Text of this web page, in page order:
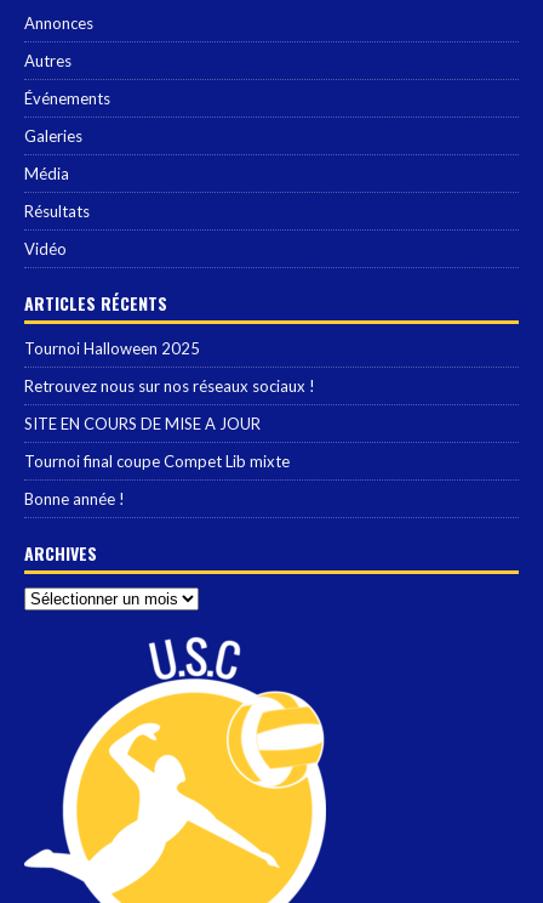
Annonces
Autres
Événements
Galeries
Média
Résultats
Vidéo
ARTICLES RÉCENTS
Tournoi Halloween 2025
Retrouvez nous sur nos réseaux sociaux !
SITE EN COURS DE MISE A JOUR
Tournoi final coupe Compet Lib mixte
Bonne année !
ARCHIVES